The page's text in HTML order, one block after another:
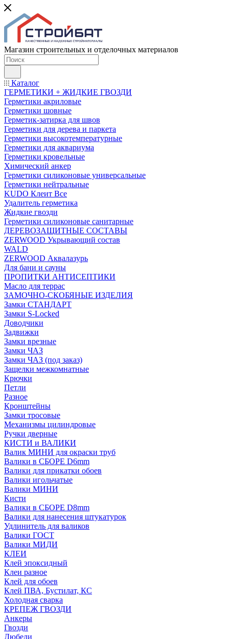
Магазин строительных и отделочных материалов
Каталог
ГЕРМЕТИКИ + ЖИДКИЕ ГВОЗДИ
Герметики акриловые
Герметики шовные
Герметик-затирка для швов
Герметики для дерева и паркета
Герметики высокотемпературные
Герметики для аквариума
Герметики кровельные
Химический анкер
Герметики силиконовые универсальные
Герметики нейтральные
KUDO Клеит Все
Удалитель герметика
Жидкие гвозди
Герметики силиконовые санитарные
ДЕРЕВОЗАЩИТНЫЕ СОСТАВЫ
ZERWOOD Укрывающий состав
WALD
ZERWOOD Аквалазурь
Для бани и сауны
ПРОПИТКИ АНТИСЕПТИКИ
Масло для террас
ЗАМОЧНО-СКОБЯНЫЕ ИЗДЕЛИЯ
Замки СТАНДАРТ
Замки S-Locked
Доводчики
Задвижки
Замки врезные
Замки ЧАЗ
Замки ЧАЗ (под заказ)
Защелки межкомнатные
Крючки
Петли
Разное
Кронштейны
Замки тросовые
Механизмы цилиндровые
Ручки дверные
КИСТИ и ВАЛИКИ
Валик МИНИ для окраски труб
Валики в СБОРЕ D6mm
Валики для прикатки обоев
Валики игольчатые
Валики МИНИ
Кисти
Валики в СБОРЕ D8mm
Валики для нанесения штукатурок
Удлинитель для валиков
Валики ГОСТ
Валики МИДИ
КЛЕИ
Клей эпоксидный
Клеи разное
Клей для обоев
Клей ПВА, Бустилат, КС
Холодная сварка
КРЕПЕЖ ГВОЗДИ
Анкеры
Гвозди
Дюбели